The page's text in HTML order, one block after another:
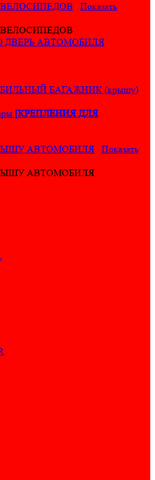
Показать
АВТОМОБИЛЯ
БАГАЖНИК (крышу)
[КРЕПЛЕНИЯ ДЛЯ
АВТОМОБИЛЯ
Показать
АВТОМОБИЛЯ